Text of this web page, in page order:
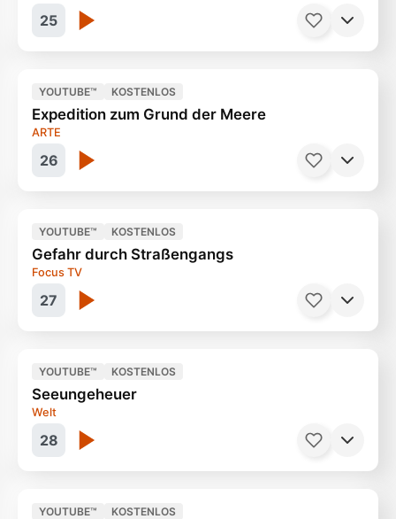
25
Man sollte sich gut informieren
26
YOUTUBE™ KOSTENLOS
Expedition zum Grund der Meere
ARTE
Faszination Tiefsee
27
YOUTUBE™ KOSTENLOS
Gefahr durch Straßengangs
Focus TV
St. Pauli Cop in den USA
28
YOUTUBE™ KOSTENLOS
Seeungeheuer
Welt
YOUTUBE™ KOSTENLOS